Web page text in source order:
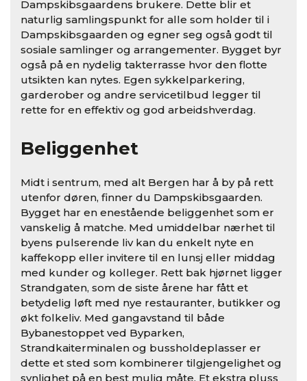
Dampskibsgaardens brukere. Dette blir et
naturlig samlingspunkt for alle som holder til i
Dampskibsgaarden og egner seg også godt til
sosiale samlinger og arrangementer. Bygget byr
også på en nydelig takterrasse hvor den flotte
utsikten kan nytes. Egen sykkelparkering,
garderober og andre servicetilbud legger til
rette for en effektiv og god arbeidshverdag.
Beliggenhet
Midt i sentrum, med alt Bergen har å by på rett
utenfor døren, finner du Dampskibsgaarden.
Bygget har en enestående beliggenhet som er
vanskelig å matche. Med umiddelbar nærhet til
byens pulserende liv kan du enkelt nyte en
kaffekopp eller invitere til en lunsj eller middag
med kunder og kolleger. Rett bak hjørnet ligger
Strandgaten, som de siste årene har fått et
betydelig løft med nye restauranter, butikker og
økt folkeliv. Med gangavstand til både
Bybanestoppet ved Byparken,
Strandkaiterminalen og bussholdeplasser er
dette et sted som kombinerer tilgjengelighet og
synlighet på en best mulig måte. Et ekstra pluss